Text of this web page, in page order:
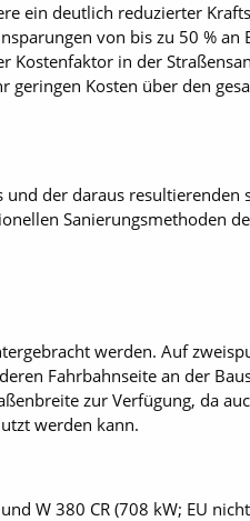
ein deutlich reduzierter
von bis zu 50 %
in der
geringen Kosten über den
der daraus resultierenden
Sanierungsmethoden
werden. Auf
Fahrbahnseite an der
zur Verfügung, da
werden kann.
W 380 CR (708 kW; EU